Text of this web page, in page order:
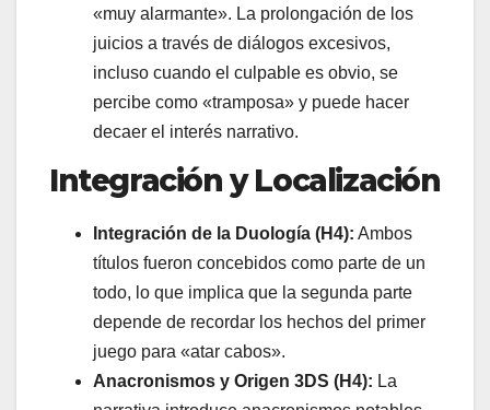
«muy alarmante». La prolongación de los
juicios a través de diálogos excesivos,
incluso cuando el culpable es obvio, se
percibe como «tramposa» y puede hacer
decaer el interés narrativo.
Integración y Localización
Integración de la Duología (H4): Ambos
títulos fueron concebidos como parte de un
todo, lo que implica que la segunda parte
depende de recordar los hechos del primer
juego para «atar cabos».
Anacronismos y Origen 3DS (H4): La